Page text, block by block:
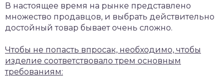
В настоящее время на рынке представлено
множество продавцов, и выбрать действительно
достойный товар бывает очень сложно.
Чтобы не попасть впросак, необходимо, чтобы
изделие соответствовало трем основным
требованиям: